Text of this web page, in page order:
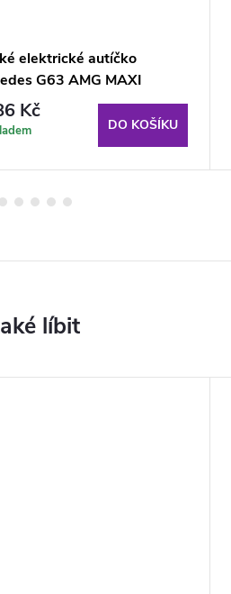
elektrické autíčko
G63 AMG MAXI
modré
Kč
DO KOŠÍKU